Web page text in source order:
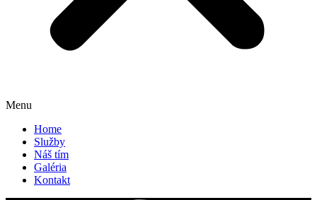
Menu
Home
Služby
Náš tím
Galéria
Kontakt